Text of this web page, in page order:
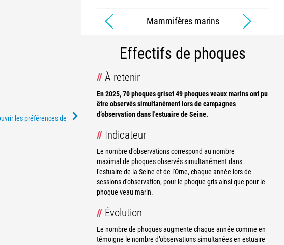
Mammifères marins
Effectifs de phoques
À retenir
En 2025, 70 phoques griset 49 phoques veaux marins ont pu
être observés simultanément lors de campagnes
d’observation dans l'estuaire de Seine.
Indicateur
Le nombre d’observations correspond au nombre
maximal de phoques observés simultanément dans
l'estuaire de la Seine et de l'Orne, chaque année lors de
sessions d'observation, pour le phoque gris ainsi que pour le
phoque veau marin.
Évolution
Le nombre de phoques augmente chaque année comme en
témoigne le nombre d’observations simultanées en estuaire
les préférences des cookies)